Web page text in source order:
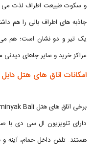
و سکوت طبیعت اطراف لذت می
جاذبه های اطراف بالی را هم
یک تیر و دو نشان است؛ هم
مراکز خرید و سایر جاهای دیدنی
امکانات اتاق های هتل
دارای تلویزیون ال سی دی با
هستند. تلفن داخل حمام، آینه